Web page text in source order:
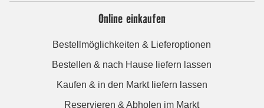
Online einkaufen
Bestellmöglichkeiten & Lieferoptionen
Bestellen & nach Hause liefern lassen
Kaufen & in den Markt liefern lassen
Reservieren & Abholen im Markt